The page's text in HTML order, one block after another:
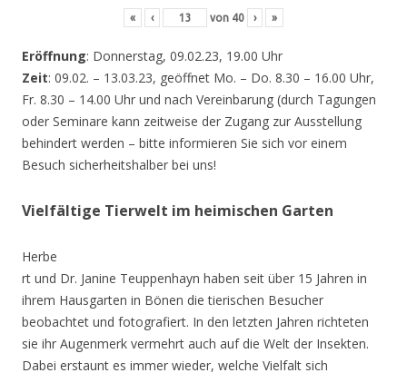
« ‹ von 40 › »
Eröffnung: Donnerstag, 09.02.23, 19.00 Uhr
Zeit: 09.02. – 13.03.23, geöffnet Mo. – Do. 8.30 – 16.00 Uhr,
Fr. 8.30 – 14.00 Uhr und nach Vereinbarung (durch Tagungen
oder Seminare kann zeitweise der Zugang zur Ausstellung
behindert werden – bitte informieren Sie sich vor einem
Besuch sicherheitshalber bei uns!
Vielfältige Tierwelt im heimischen Garten
Herbe
rt und Dr. Janine Teuppenhayn haben seit über 15 Jahren in
ihrem Hausgarten in Bönen die tierischen Besucher
beobachtet und fotografiert. In den letzten Jahren richteten
sie ihr Augenmerk vermehrt auch auf die Welt der Insekten.
Dabei erstaunt es immer wieder, welche Vielfalt sich